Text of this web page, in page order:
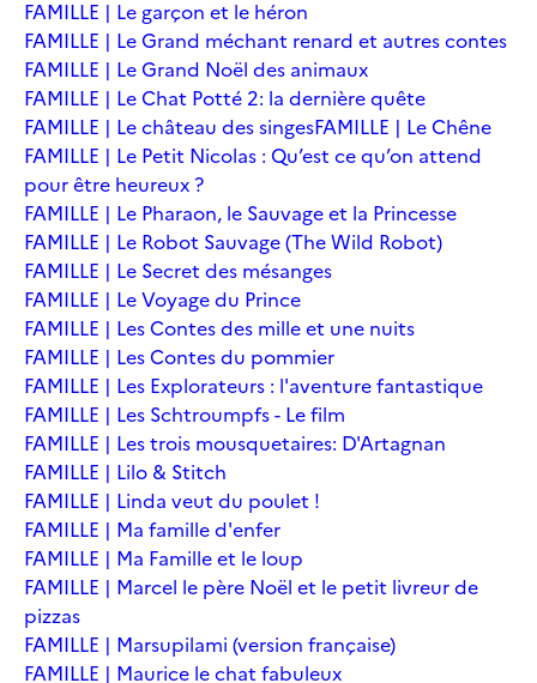
FAMILLE | Le garçon et le héron
FAMILLE | Le Grand méchant renard et autres contes
FAMILLE | Le Grand Noël des animaux
FAMILLE | Le Chat Potté 2: la dernière quête
FAMILLE | Le château des singesFAMILLE | Le Chêne
FAMILLE | Le Petit Nicolas : Qu’est ce qu’on attend
pour être heureux ?
FAMILLE | Le Pharaon, le Sauvage et la Princesse
FAMILLE | Le Robot Sauvage (The Wild Robot)
FAMILLE | Le Secret des mésanges
FAMILLE | Le Voyage du Prince
FAMILLE | Les Contes des mille et une nuits
FAMILLE | Les Contes du pommier
FAMILLE | Les Explorateurs : l'aventure fantastique
FAMILLE | Les Schtroumpfs - Le film
FAMILLE | Les trois mousquetaires: D'Artagnan
FAMILLE | Lilo & Stitch
FAMILLE | Linda veut du poulet !
FAMILLE | Ma famille d'enfer
FAMILLE | Ma Famille et le loup
FAMILLE | Marcel le père Noël et le petit livreur de
pizzas
FAMILLE | Marsupilami (version française)
FAMILLE | Maurice le chat fabuleux